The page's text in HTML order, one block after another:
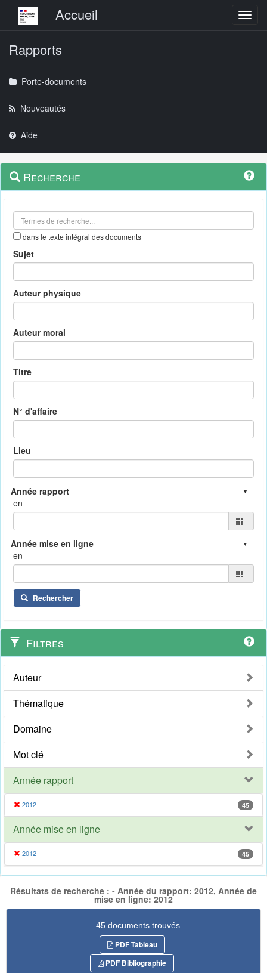
Menu principalAccueil
Rapports
Porte-documents
Nouveautés
Aide
Navigation
outils
Menu
contextuel
Recherche
dans le texte intégral des documents
Sujet
Auteur physique
Auteur moral
Titre
N° d'affaire
Lieu
en
en
Rechercher
Filtres
Auteur
Thématique
Domaine
Mot clé
Année rapport
2012 45
Année mise en ligne
2012 45
Résultats de recherche : - Année du rapport: 2012, Année de
mise en ligne: 2012
45 documents trouvés
PDF Tableau
PDF Bibliographie